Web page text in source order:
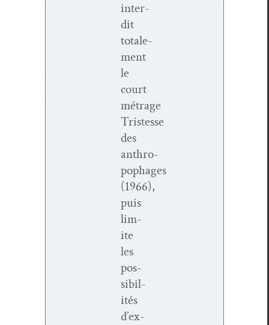
inter­
dit
totale­
ment
le
court
métrage
Tristesse
des
anthro­
pophages
(1966),
puis
lim­
ite
les
pos­
si­bil­
ités
d’ex­